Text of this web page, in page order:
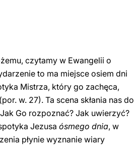
czytamy w Ewangelii o
to ma miejsce osiem dni
Mistrza, który go zachęca,
w. 27). Ta scena skłania nas do
Go rozpoznać? Jak uwierzyć?
Jezusa ósmego dnia, w
płynie wyznanie wiary